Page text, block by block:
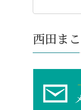
西田ま